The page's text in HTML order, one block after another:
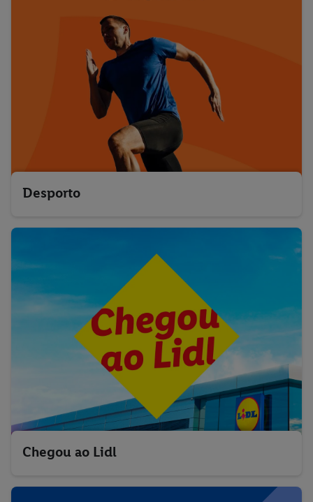
Desporto
Chegou ao Lidl